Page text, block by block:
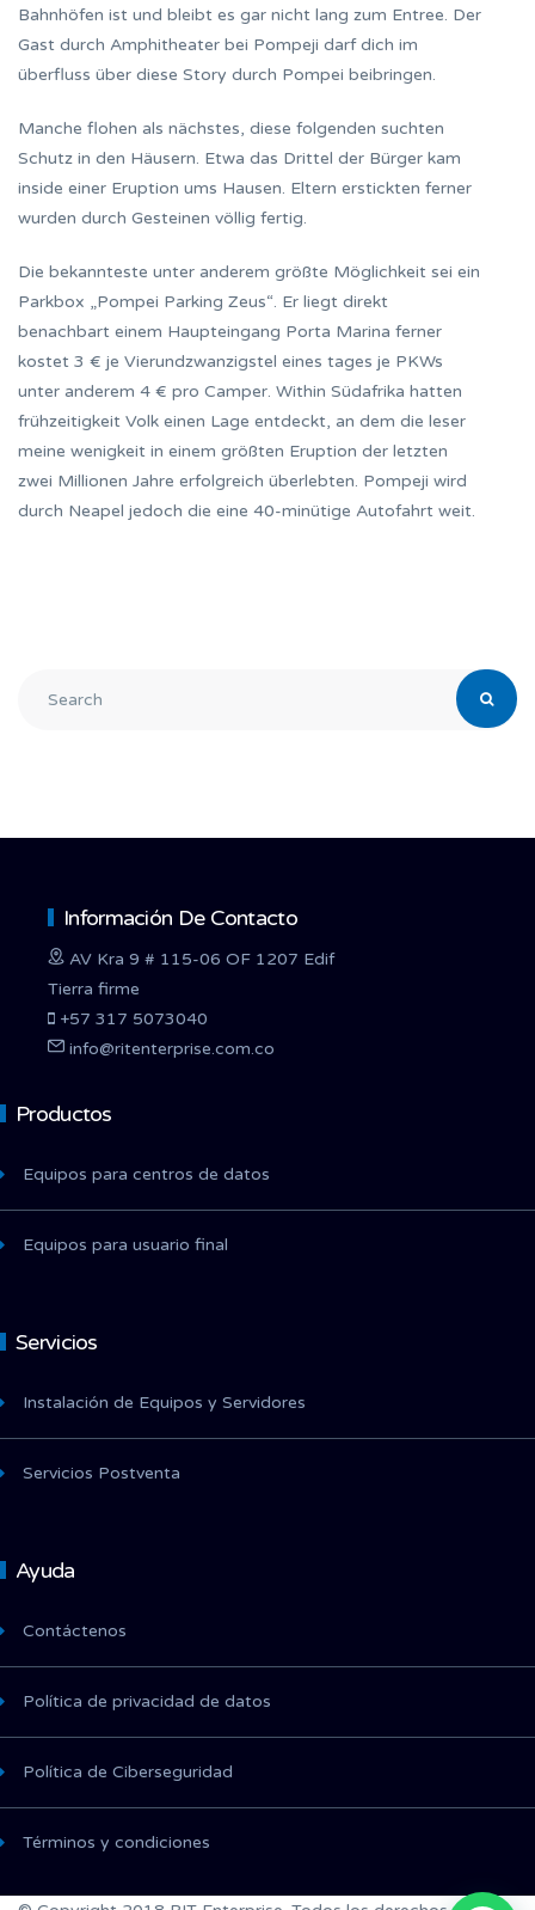
Bahnhöfen ist und bleibt es gar nicht lang zum Entree. Der
Gast durch Amphitheater bei Pompeji darf dich im
überfluss über diese Story durch Pompei beibringen.
Manche flohen als nächstes, diese folgenden suchten
Schutz in den Häusern. Etwa das Drittel der Bürger kam
inside einer Eruption ums Hausen. Eltern erstickten ferner
wurden durch Gesteinen völlig fertig.
Die bekannteste unter anderem größte Möglichkeit sei ein
Parkbox „Pompei Parking Zeus“. Er liegt direkt
benachbart einem Haupteingang Porta Marina ferner
kostet 3 € je Vierundzwanzigstel eines tages je PKWs
unter anderem 4 € pro Camper. Within Südafrika hatten
frühzeitigkeit Volk einen Lage entdeckt, an dem die leser
meine wenigkeit in einem größten Eruption der letzten
zwei Millionen Jahre erfolgreich überlebten. Pompeji wird
durch Neapel jedoch die eine 40-minütige Autofahrt weit.
Información De Contacto
AV Kra 9 # 115-06 OF 1207 Edif
Tierra firme
+57 317 5073040
info@ritenterprise.com.co
Productos
Equipos para centros de datos
Equipos para usuario final
Servicios
Instalación de Equipos y Servidores
Servicios Postventa
Ayuda
Contáctenos
Política de privacidad de datos
Política de Ciberseguridad
Términos y condiciones